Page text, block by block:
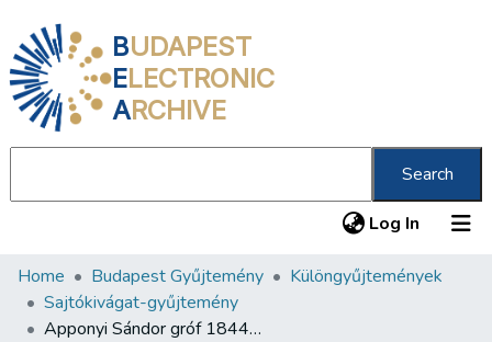
BUDAPEST
ELECTRONIC
ARCHIVE
Search
Log In (current)
Communities & Collections
All of DSpace
Home Budapest Gyűjtemény
Különgyűjtemények
Sajtókivágat-gyűjtemény
Apponyi Sándor gróf 1844-1925